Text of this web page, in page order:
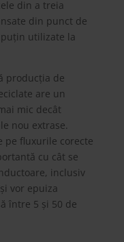
din a treia
din punct de
utilizate la
producția de
are un
mic decât
nou extrase.
pe fluxurile corecte
cu cât se
inclusiv
vor epuiza
între 5 și 50 de